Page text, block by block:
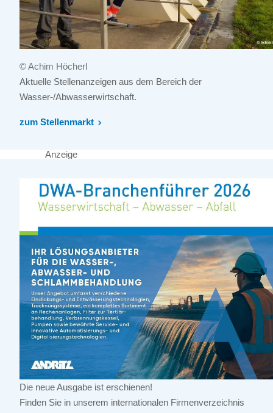
© Achim Höcherl
Aktuelle Stellenanzeigen aus dem Bereich der
Wasser-/Abwasserwirtschaft.
zum Stellenmarkt
Anzeige
Die neue Ausgabe ist erschienen!
Finden Sie in unserem internationalen Firmenverzeichnis